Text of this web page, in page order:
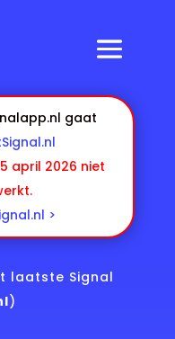
gaat
april 2026 niet
>
laatste Signal
)